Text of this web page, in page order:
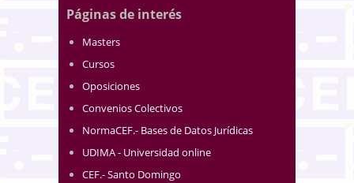
Páginas de interés
Masters
Cursos
Oposiciones
Convenios Colectivos
NormaCEF.- Bases de Datos Jurídicas
UDIMA - Universidad online
CEF.- Santo Domingo